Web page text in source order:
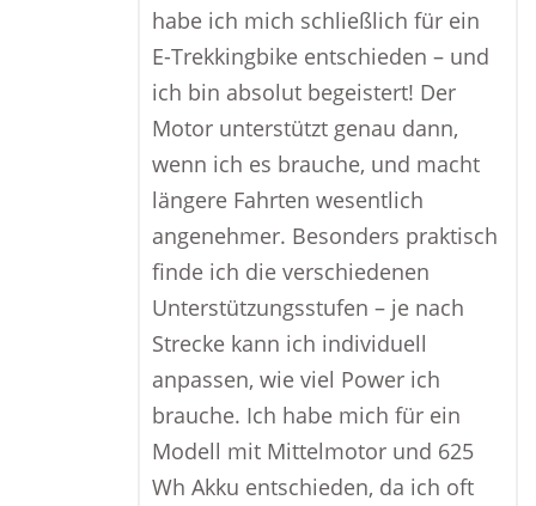
habe ich mich schließlich für ein
E-Trekkingbike entschieden – und
ich bin absolut begeistert! Der
Motor unterstützt genau dann,
wenn ich es brauche, und macht
längere Fahrten wesentlich
angenehmer. Besonders praktisch
finde ich die verschiedenen
Unterstützungsstufen – je nach
Strecke kann ich individuell
anpassen, wie viel Power ich
brauche. Ich habe mich für ein
Modell mit Mittelmotor und 625
Wh Akku entschieden, da ich oft